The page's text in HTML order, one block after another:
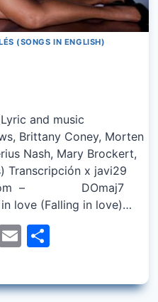
(SONGS IN ENGLISH)
and music
Brittany Coney, Morten
Nash, Mary Brockert,
Transcripción x javi29
– DOmaj7
love (Falling in love)…
Email